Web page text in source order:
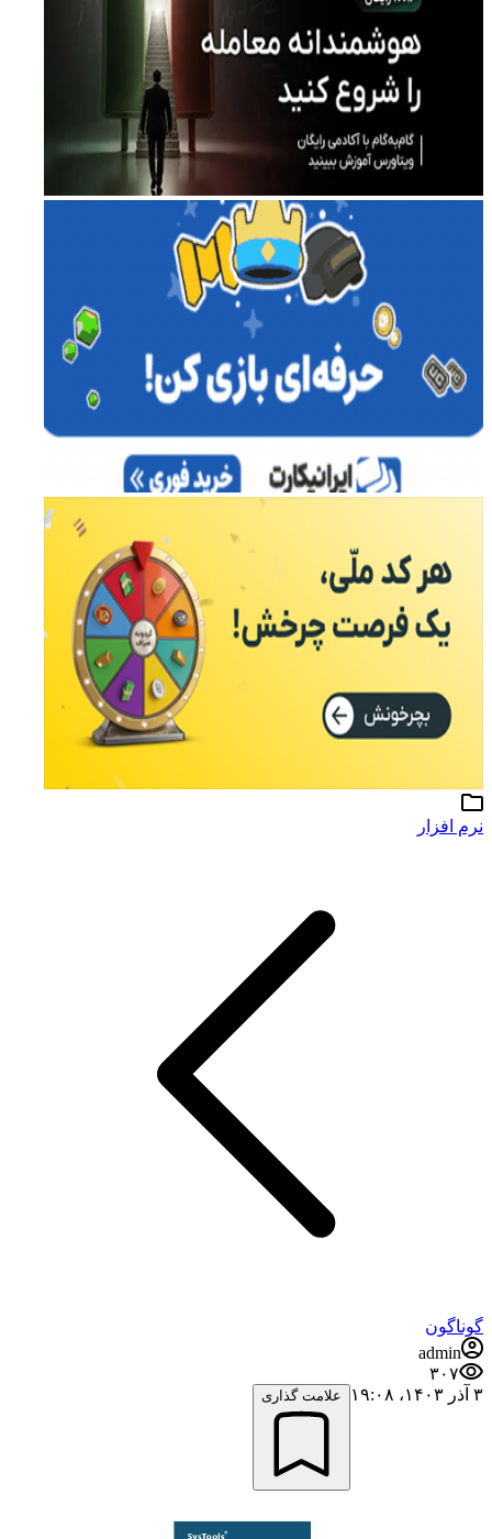
نرم افزار
گوناگون
admin
۳۰۷
۳ آذر ۱۴۰۳،‏ ۱۹:۰۸
علامت گذاری